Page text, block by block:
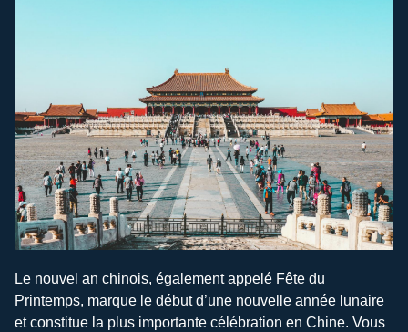
Le nouvel an chinois, également appelé Fête du
Printemps, marque le début d’une nouvelle année lunaire
et constitue la plus importante célébration en Chine. Vous